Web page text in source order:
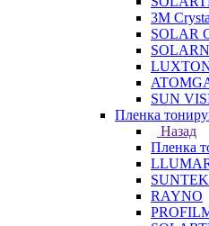
3M
SOLAR
SUN
Пленка
Назад
Пленка
SUNTEK
RAYNO